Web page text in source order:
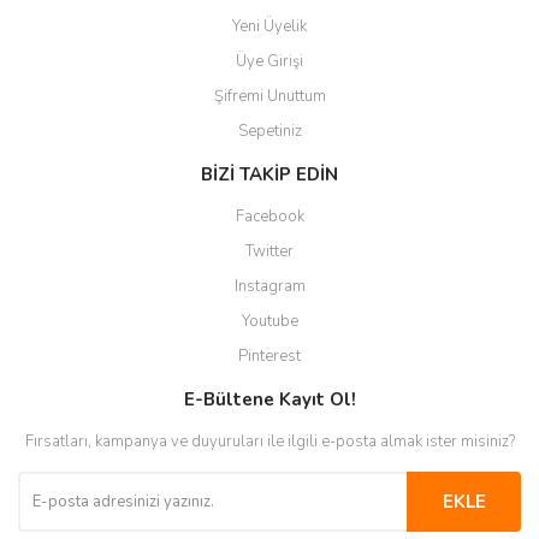
Yeni Üyelik
Üye Girişi
Şifremi Unuttum
Sepetiniz
BİZİ TAKİP EDİN
Facebook
Twitter
Instagram
Youtube
Pinterest
E-Bültene Kayıt Ol!
Fırsatları, kampanya ve duyuruları ile ilgili e-posta almak ister misiniz?
EKLE